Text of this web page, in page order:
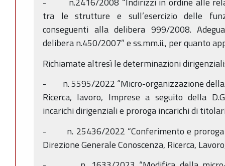
tra le strutture e sull’esercizio delle
conseguenti alla delibera 999/2008.
delibera n.450/2007” e ss.mm.ii., per quanto
Richiamate altresì le determinazioni
- n. 5595/2022 “Micro-organizzazione della
Ricerca, lavoro, Imprese a seguito della
incarichi dirigenziali e proroga incarichi di
- n. 25436/2022 “Conferimento e proroga
Direzione Generale Conoscenza, Ricerca,